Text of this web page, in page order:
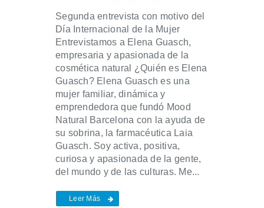
Segunda entrevista con motivo del
Día Internacional de la Mujer
Entrevistamos a Elena Guasch,
empresaria y apasionada de la
cosmética natural ¿Quién es Elena
Guasch? Elena Guasch es una
mujer familiar, dinámica y
emprendedora que fundó Mood
Natural Barcelona con la ayuda de
su sobrina, la farmacéutica Laia
Guasch. Soy activa, positiva,
curiosa y apasionada de la gente,
del mundo y de las culturas. Me...
Leer Más